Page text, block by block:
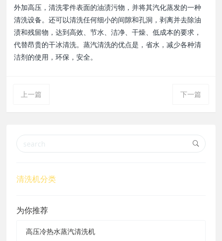
h
c
h
外加高压，清洗零件表面的油渍污物，并将其汽化蒸发的一种
清洗设备。还可以清洗任何细小的间隙和孔洞，剥离并去除油
渍和残留物，达到高效、节水、洁净、干燥、低成本的要求，
代替昂贵的干冰清洗。蒸汽清洗的优点是，省水，减少各种清
洁剂的使用，环保，安全。
上一篇 下一篇
清洗机分类
为你推荐
高压冷热水蒸汽清洗机